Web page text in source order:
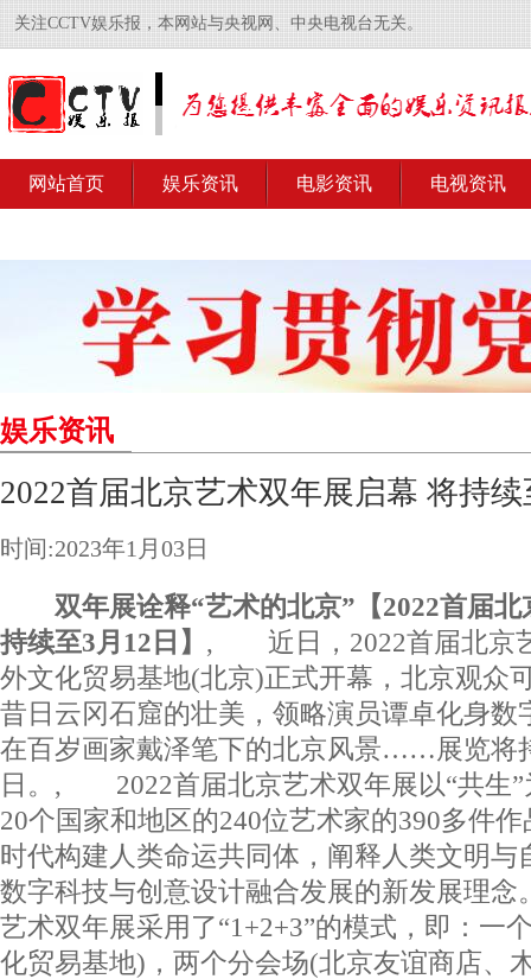
关注CCTV娱乐报，本网站与央视网、中央电视台无关。
网站首页 娱乐资讯 电影资讯 电视资讯
娱乐资讯
2022首届北京艺术双年展启幕 将持续
时间:2023年1月03日
双年展诠释“艺术的北京”【2022首届
持续至3月12日】 , 近日，2022首届北京
外文化贸易基地(北京)正式开幕，北京观众
昔日云冈石窟的壮美，领略演员谭卓化身数
在百岁画家戴泽笔下的北京风景……展览将
日。, 2022首届北京艺术双年展以“共生”
20个国家和地区的240位艺术家的390多件
时代构建人类命运共同体，阐释人类文明与
数字科技与创意设计融合发展的新发展理
艺术双年展采用了“1+2+3”的模式，即：一
化贸易基地)，两个分会场(北京友谊商店、